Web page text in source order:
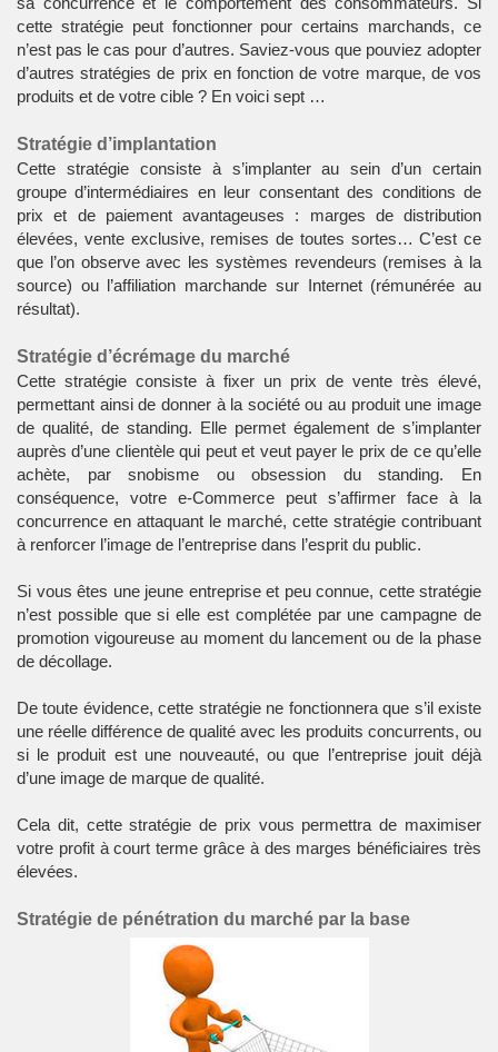
cette stratégie peut fonctionner pour certains marchands, ce
n’est pas le cas pour d’autres. Saviez-vous que pouviez adopter
d’autres stratégies de prix en fonction de votre marque, de vos
produits et de votre cible ? En voici sept …
Stratégie d’implantation
Cette stratégie consiste à s’implanter au sein d’un certain
groupe d’intermédiaires en leur consentant des conditions de
prix et de paiement avantageuses : marges de distribution
élevées, vente exclusive, remises de toutes sortes… C’est ce
que l’on observe avec les systèmes revendeurs (remises à la
source) ou l’affiliation marchande sur Internet (rémunérée au
résultat).
Stratégie d’écrémage du marché
Cette stratégie consiste à fixer un prix de vente très élevé,
permettant ainsi de donner à la société ou au produit une image
de qualité, de standing. Elle permet également de s’implanter
auprès d’une clientèle qui peut et veut payer le prix de ce qu’elle
achète, par snobisme ou obsession du standing. En
conséquence, votre e-Commerce peut s’affirmer face à la
concurrence en attaquant le marché, cette stratégie contribuant
à renforcer l’image de l’entreprise dans l’esprit du public.
Si vous êtes une jeune entreprise et peu connue, cette stratégie
n’est possible que si elle est complétée par une campagne de
promotion vigoureuse au moment du lancement ou de la phase
de décollage.
De toute évidence, cette stratégie ne fonctionnera que s’il existe
une réelle différence de qualité avec les produits concurrents, ou
si le produit est une nouveauté, ou que l’entreprise jouit déjà
d’une image de marque de qualité.
Cela dit, cette stratégie de prix vous permettra de maximiser
votre profit à court terme grâce à des marges bénéficiaires très
élevées.
Stratégie de pénétration du marché par la base